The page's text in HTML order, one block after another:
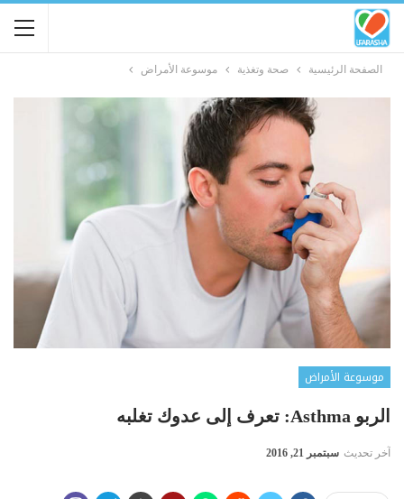
الصفحة الرئيسية صحة وتغذية موسوعة الأمراض
موسوعة الأمراض
الربو Asthma: تعرف إلى عدوك تغلبه
آخر تحديث سبتمبر 21, 2016